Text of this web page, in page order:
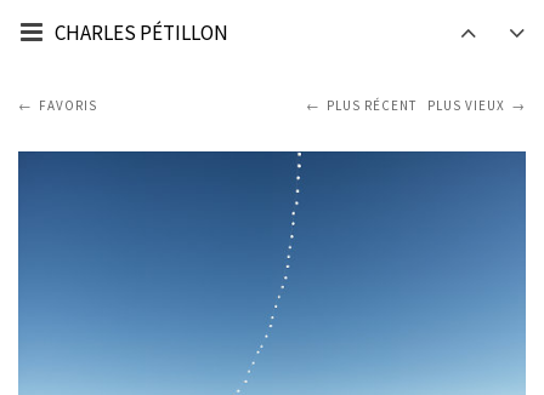
CHARLES PÉTILLON
PLUS RÉCENT PLUS VIEUX
FAVORIS